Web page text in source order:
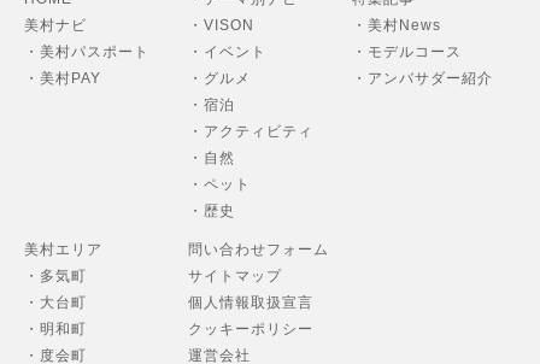
美村ナビ
・美村パスポート
・美村PAY
・VISON
・イベント
・グルメ
・宿泊
・アクティビティ
・自然
・ペット
・歴史
・美村News
・モデルコース
・アンバサダー紹介
美村エリア
・多気町
・大台町
・明和町
・度会町
問い合わせフォーム
サイトマップ
個人情報取扱宣言
クッキーポリシー
運営会社